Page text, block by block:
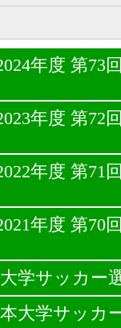
年度 第73
年度 第72
年度 第71
年度 第70
学サッカー
大学サッカ